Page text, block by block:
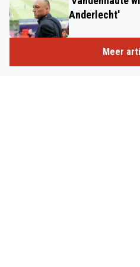
Anderlecht'
Meer